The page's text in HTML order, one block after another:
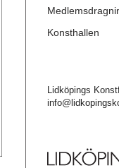
Konsthallen
Lidköpings